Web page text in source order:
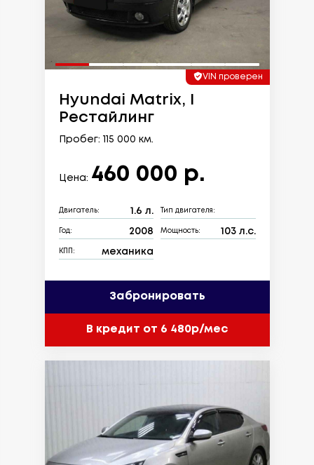
VIN проверен
Hyundai Matrix, I
Рестайлинг
Пробег: 115 000 км.
Цена: 460 000 р.
Двигатель: 1.6 л. Тип двигателя:
Год: 2008 Мощность: 103 л.с.
КПП: механика
Забронировать
В кредит от 6 480р/мес